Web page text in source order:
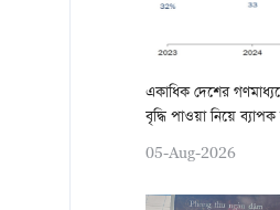
একাধিক দেশের
বৃদ্ধি পাওয়া নিয়ে
05-Aug-2026